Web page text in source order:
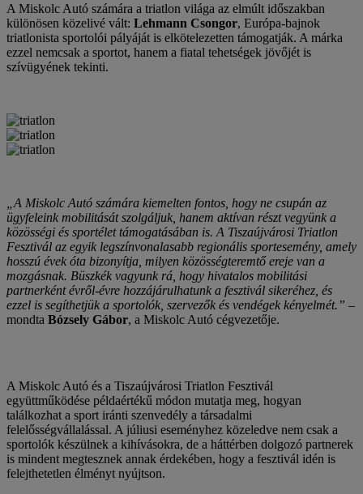
A Miskolc Autó számára a triatlon világa az elmúlt időszakban
különösen közelivé vált: Lehmann Csongor, Európa-bajnok
triatlonista sportolói pályáját is elkötelezetten támogatják. A márka
ezzel nemcsak a sportot, hanem a fiatal tehetségek jövőjét is
szívügyének tekinti.
„A Miskolc Autó számára kiemelten fontos, hogy ne csupán az
ügyfeleink mobilitását szolgáljuk, hanem aktívan részt vegyünk a
közösségi és sportélet támogatásában is. A Tiszaújvárosi Triatlon
Fesztivál az egyik legszínvonalasabb regionális sportesemény, amely
hosszú évek óta bizonyítja, milyen közösségteremtő ereje van a
mozgásnak. Büszkék vagyunk rá, hogy hivatalos mobilitási
partnerként évről-évre hozzájárulhatunk a fesztivál sikeréhez, és
ezzel is segíthetjük a sportolók, szervezők és vendégek kényelmét.” –
mondta Bózsely Gábor, a Miskolc Autó cégvezetője.
A Miskolc Autó és a Tiszaújvárosi Triatlon Fesztivál
együttműködése példaértékű módon mutatja meg, hogyan
találkozhat a sport iránti szenvedély a társadalmi
felelősségvállalással. A júliusi eseményhez közeledve nem csak a
sportolók készülnek a kihívásokra, de a háttérben dolgozó partnerek
is mindent megtesznek annak érdekében, hogy a fesztivál idén is
felejthetetlen élményt nyújtson.